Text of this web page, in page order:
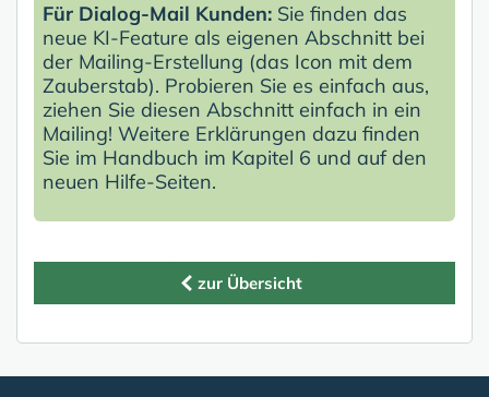
Für Dialog-Mail Kunden:Sie finden das
neue KI-Feature als eigenen Abschnitt bei
der Mailing-Erstellung (das Icon mit dem
Zauberstab). Probieren Sie es einfach aus,
ziehen Sie diesen Abschnitt einfach in ein
Mailing! Weitere Erklärungen dazu finden
Sie im Handbuch im Kapitel 6 und auf den
neuen Hilfe-Seiten.
zur Übersicht